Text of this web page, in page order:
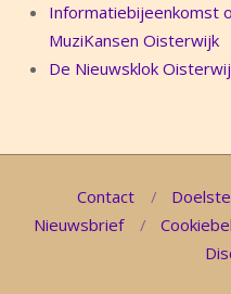
Informatiebijeenkomst
MuziKansen Oisterwijk
De Nieuwsklok
Contact
Nieuwsbrief